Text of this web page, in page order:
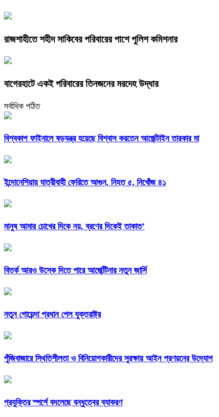
রাজশাহীতে শহীদ সাকিবের পরিবারের পাশে পুলিশ কমিশনার
বাগেরহাটে একই পরিবারের তিনজনের মরদেহ উদ্ধার
সর্বাধিক পঠিত
বিশ্বকাপ ফাইনালে ষড়যন্ত্র হয়েছে বিশ্বাস করতেন আর্জেন্টাইন তারকার মা
ইন্দোনেশিয়ায় যাত্রীবাহী ফেরিতে আগুন, নিহত ৫, নিখোঁজ ৪১
মানুষ আমার চোখের দিকে নয়, ব্রণের দিকেই তাকাত’
বিতর্ক আরও উস্কে দিতে পারে আর্জেন্টিনার নতুন জার্সি
নতুন গোয়েন্দা প্রধান পেল যুক্তরাষ্ট্র
পুঁজিবাজারে স্থিতিশীলতা ও বিনিয়োগকারীদের সুরক্ষায় আইন প্রণয়নের উদ্যোগ
প্রযুক্তির স্পর্শে বদলেছে বন্ধুত্বের ব্যাকরণ